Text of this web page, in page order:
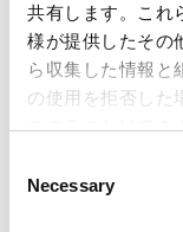
共有します。これ
様が提供したその
ら収集した情報と
の使用を拒否した
スすることはでき
Necessary